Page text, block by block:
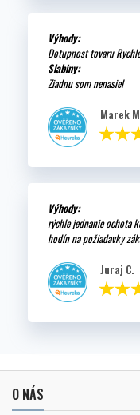
Výhody:
Dotupnost tovaru
Slabiny:
Ziadnu som nenasiel
Marek
Výhody:
rýchle jednanie ochota
hodín na požiadavky
Juraj C.
O NÁS